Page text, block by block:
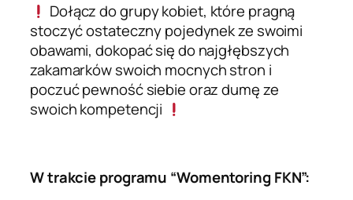
Dołącz do grupy kobiet, które pragną
stoczyć ostateczny pojedynek ze swoimi
obawami, dokopać się do najgłębszych
zakamarków swoich mocnych stron i
poczuć pewność siebie oraz dumę ze
swoich kompetencji
W trakcie programu “Womentoring FKN”: